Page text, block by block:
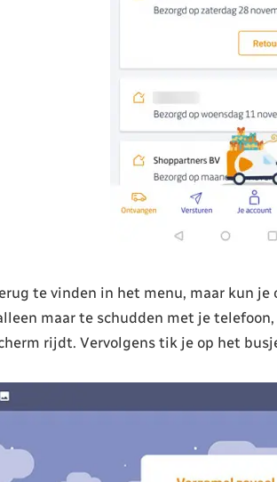
te vinden in het menu, maar kun je
maar te schudden met je
rijdt. Vervolgens tik je op het